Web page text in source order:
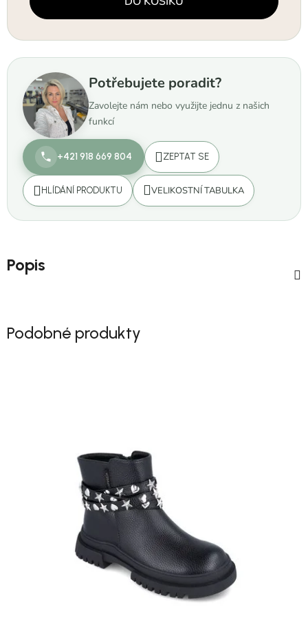
Potřebujete poradit?
Zavolejte nám nebo využijte jednu z našich
funkcí
+421 918 669 804 ZEPTAT SE
HLÍDÁNÍ PRODUKTU VELIKOSTNÍ TABULKA
Popis
Podobné produkty